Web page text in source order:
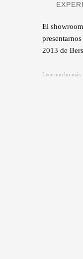
El
2013 de
Leer mucho más